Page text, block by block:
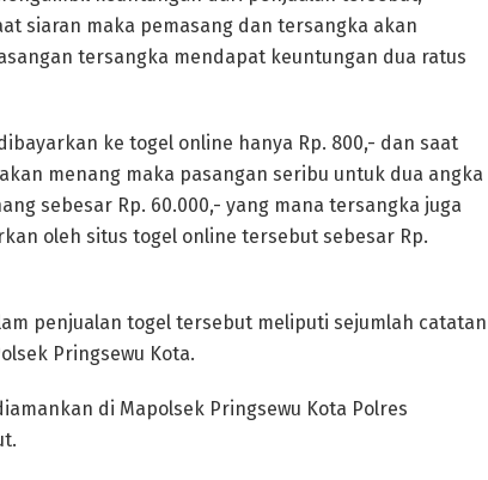
siaran maka pemasang dan tersangka akan
tersangka mendapat keuntungan dua ratus
ke togel online hanya Rp. 800,- dan saat
menang maka pasangan seribu untuk dua angka
sebesar Rp. 60.000,- yang mana tersangka juga
oleh situs togel online tersebut sebesar Rp.
penjualan togel tersebut meliputi sejumlah catatan
Pringsewu Kota.
di Mapolsek Pringsewu Kota Polres